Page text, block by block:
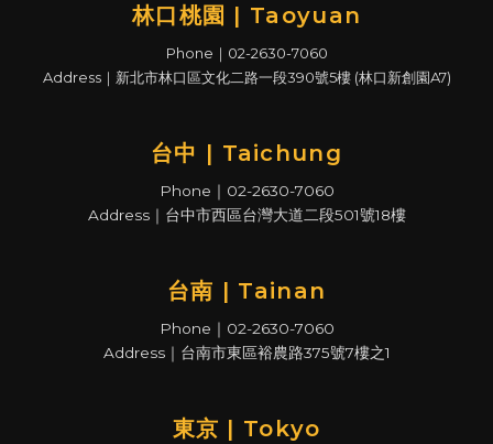
林口桃園 | Taoyuan
Phone｜02-2630-7060
Address｜新北市林口區文化二路一段390號5樓 (林口新創園A7)
台中 | Taichung
Phone｜02-2630-7060
Address｜台中市西區台灣大道二段501號18樓
台南 | Tainan
Phone｜02-2630-7060
Address｜台南市東區裕農路375號7樓之1
東京 | Tokyo